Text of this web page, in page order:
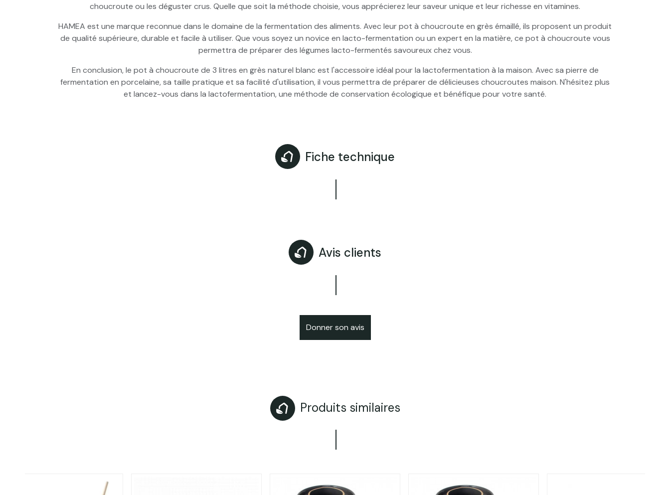
choucroute ou les déguster crus. Quelle que soit la méthode choisie, vous apprécierez leur saveur unique et leur richesse en vitamines.
HAMEA est une marque reconnue dans le domaine de la fermentation des aliments. Avec leur pot à choucroute en grès émaillé, ils proposent un produit
de qualité supérieure, durable et facile à utiliser. Que vous soyez un novice en lacto-fermentation ou un expert en la matière, ce pot à choucroute vous
permettra de préparer des légumes lacto-fermentés savoureux chez vous.
En conclusion, le pot à choucroute de 3 litres en grès naturel blanc est l'accessoire idéal pour la lactofermentation à la maison. Avec sa pierre de
fermentation en porcelaine, sa taille pratique et sa facilité d'utilisation, il vous permettra de préparer de délicieuses choucroutes maison. N'hésitez plus
et lancez-vous dans la lactofermentation, une méthode de conservation écologique et bénéfique pour votre santé.
Fiche technique
Avis clients
Donner son avis
Produits similaires